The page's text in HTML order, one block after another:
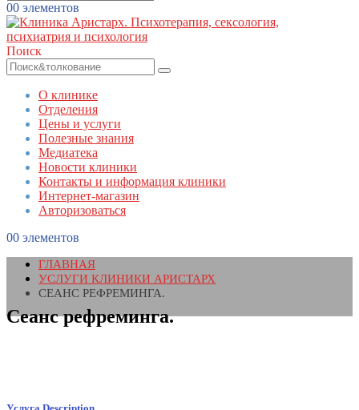
00 элементов
Поиск
О клинике
Отделения
Цены и услуги
Полезные знания
Медиатека
Новости клиники
Контакты и информация клиники
Интернет-магазин
Авторизоваться
00 элементов
ГЛАВНАЯ
УСЛУГИ КЛИНИКИ АРИСТАРХ
СЕАНС РЕФРЕМИНГА.
Сеанс рефреминга.